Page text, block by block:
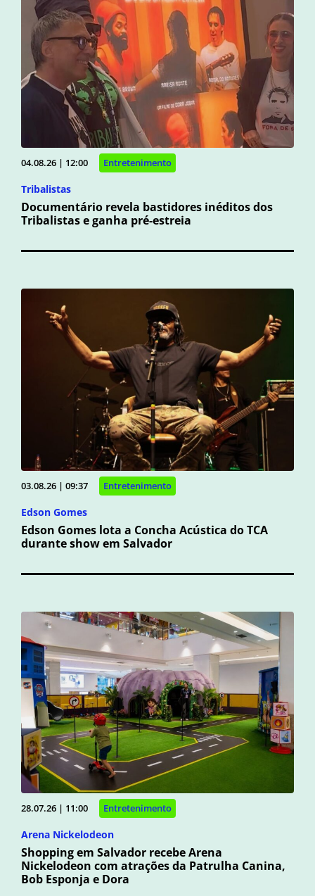
04.08.26 | 12:00 Entretenimento
Tribalistas
Documentário revela bastidores inéditos dos
Tribalistas e ganha pré-estreia
03.08.26 | 09:37 Entretenimento
Edson Gomes
Edson Gomes lota a Concha Acústica do TCA
durante show em Salvador
28.07.26 | 11:00 Entretenimento
Arena Nickelodeon
Shopping em Salvador recebe Arena
Nickelodeon com atrações da Patrulha Canina,
Bob Esponja e Dora